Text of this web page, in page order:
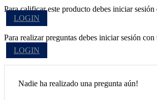
Para calificar este producto debes iniciar sesión
LOGIN
Para realizar preguntas debes iniciar sesión con
LOGIN
Nadie ha realizado una pregunta aún!